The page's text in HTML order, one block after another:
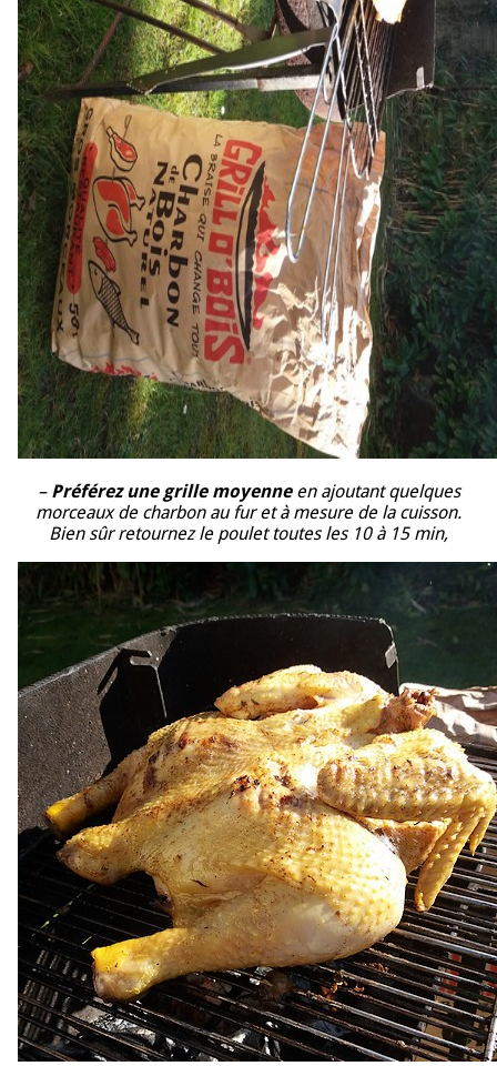
– Préférez une grille moyenneen ajoutant quelques
morceaux de charbon au fur et à mesure de la cuisson.
Bien sûr retournez le poulet toutes les 10 à 15 min,